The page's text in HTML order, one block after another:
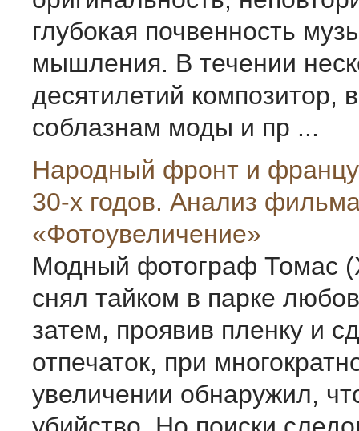
глубокая почвенность
мышления. В течении
десятилетий композитор,
соблазнам моды и пр ...
Народный фронт и
30-х годов. Анализ
«Фотоувеличение»
Модный фотограф Томас
снял тайком в парке
затем, проявив пленку и
отпечаток, при
увеличении обнаружил,